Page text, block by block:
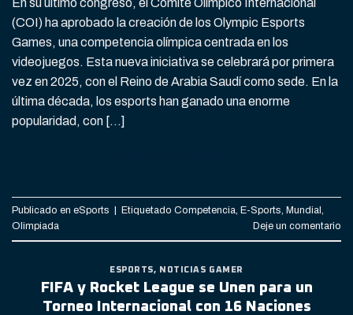
En su último congreso, el Comité Olímpico Internacional
(COI) ha aprobado la creación de los Olympic Esports
Games, una competencia olímpica centrada en los
videojuegos. Esta nueva iniciativa se celebrará por primera
vez en 2025, con el Reino de Arabia Saudí como sede. En la
última década, los esports han ganado una enorme
popularidad, con […]
Publicado en eSports Etiquetado Competencia, E-Sports, Mundial ,
Olimpiada
Deje un comentario
ESPORTS, NOTICIAS GAMER
FIFA y Rocket League se Unen para un
Torneo Internacional con 16 Naciones